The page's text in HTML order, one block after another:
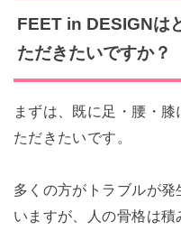
FEET in DESIGNは
ただきたいですか？
まずは、既に足・腰・
ただきたいです。
多くの方がトラブルが
いますが、
人の骨格は